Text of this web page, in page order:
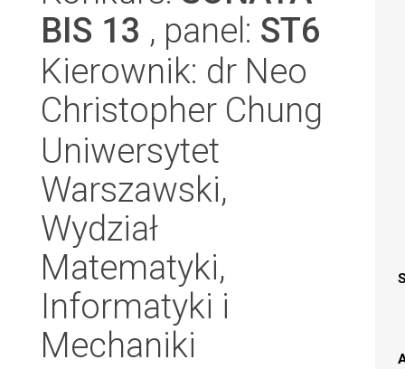
BIS 13 , panel: ST6
Kierownik: dr Neo
Christopher Chung
Uniwersytet
Warszawski,
Wydział
Matematyki,
Informatyki i
Mechaniki